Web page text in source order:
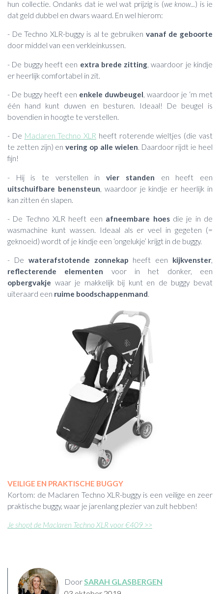
hun collectie. Ondanks dat ie wel wat prijzig is (we know...) is ie
dat geld dubbel en dwars waard. En wel hierom:
- De Techno XLR-buggy is al te gebruiken vanaf de geboorte
door middel van een verkleinkussen.
- De buggy heeft een extra brede zitting , waardoor je kindje
er heerlijk comfortabel in zit.
- De buggy heeft een enkele duwbeugel, waardoor je ‘m met
één hand kunt duwen en besturen. Ideaal! De beugel is
bovendien in hoogte te verstellen.
- De Maclaren Techno XLR heeft roterende wieltjes (die vast
te zetten zijn) envering op alle wielen. Daardoor rijdt ie heel
fijn!
- Hij is te verstellen invier standen en heeft een
uitschuifbare benensteun, waardoor je kindje er heerlijk in
kan zitten én slapen.
- De Techno XLR heeft een afneembare hoesdie je in de
wasmachine kunt wassen. Ideaal als er veel in gegeten (=
geknoeid) wordt of je kindje een ‘ongelukje’ krijgt in de buggy.
- De waterafstotende zonnekap heeft een kijkvenster,
reflecterende elementen voor in het donker, een
opbergvakje waar je makkelijk bij kunt en de buggy bevat
uiteraard een ruime boodschappenmand.
VEILIGE EN PRAKTISCHE BUGGY
Kortom: de Maclaren Techno XLR-buggy is een veilige en zeer
praktische buggy, waar je jarenlang plezier van zult hebben!
Je shopt de Maclaren Techno XLR voor €409 >>
Door SARAH GLASBERGEN